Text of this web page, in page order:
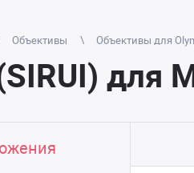
Объективы Объективы для
для